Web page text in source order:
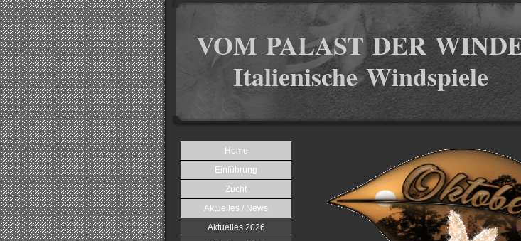
VOM PALAST DER
Italienische Windspiele
Home
Einführung
Zucht
Aktuelles / News
Aktuelles 2026